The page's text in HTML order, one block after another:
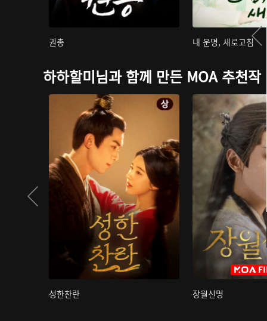
권총 내 운명, 새로고침
하하할미님과 함께 만든 MOA 추천작
성한찬란 장월신명